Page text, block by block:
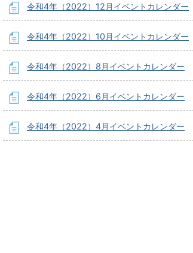
令和4年（2022）12月イベントカレンダー
令和4年（2022）10月イベントカレンダー
令和4年（2022）8月イベントカレンダー
令和4年（2022）6月イベントカレンダー
令和4年（2022）4月イベントカレンダー